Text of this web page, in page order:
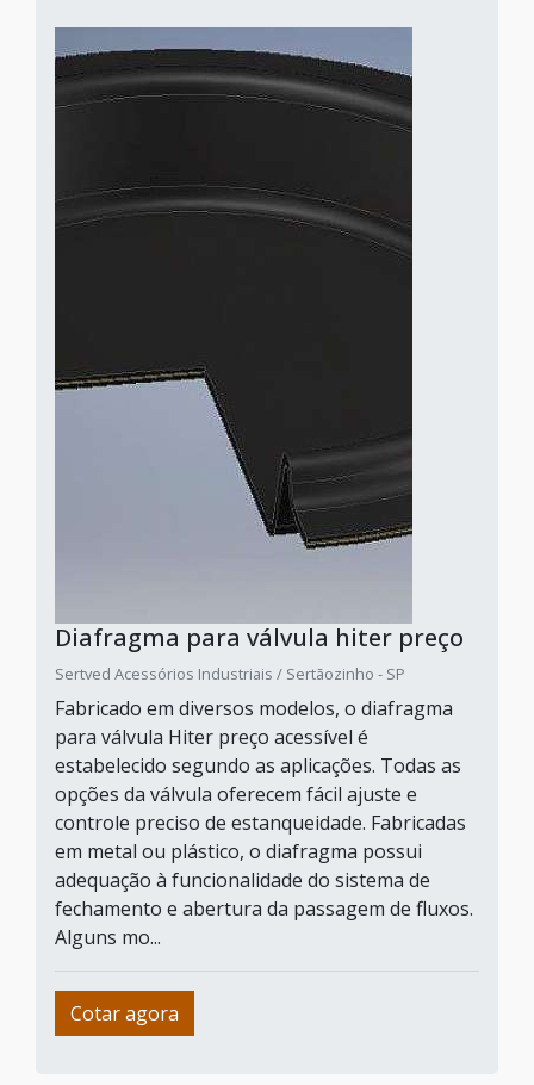
Diafragma para válvula hiter preço
Sertved Acessórios Industriais / Sertãozinho - SP
Fabricado em diversos modelos, o diafragma
para válvula Hiter preço acessível é
estabelecido segundo as aplicações. Todas as
opções da válvula oferecem fácil ajuste e
controle preciso de estanqueidade. Fabricadas
em metal ou plástico, o diafragma possui
adequação à funcionalidade do sistema de
fechamento e abertura da passagem de fluxos.
Alguns mo...
Cotar agora